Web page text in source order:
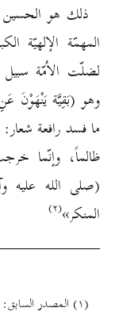
ذلك هو الحسين
المهمّة الإلهيّة
لضلّت الاُمّة سبيل
وهو (بَقِيَّة يَنْهَوْنَ
ما فسد رافعة
ظالماً، وإنّما
(صلى الله عليه
المنكر»(۲)
(۱) المصدر السابق: ٤۹.